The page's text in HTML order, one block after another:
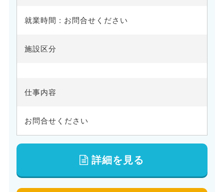
就業時間 : お問合せください
施設区分
仕事内容
お問合せください
詳細を見る